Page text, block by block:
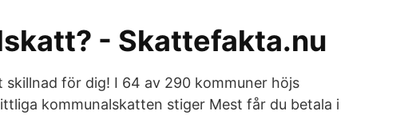
- Skattefakta.nu
för dig! I 64 av 290 kommuner höjs
kommunalskatten stiger Mest får du betala i